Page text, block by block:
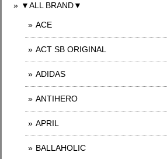
▼ALL BRAND▼
ACE
ACT SB ORIGINAL
ADIDAS
ANTIHERO
APRIL
BALLAHOLIC